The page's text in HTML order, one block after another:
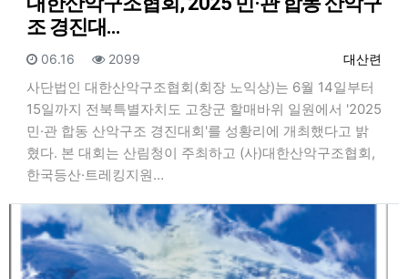
조 경진대…
등록자
대산련
등록일
06.16 조회
2099
사단법인 대한산악구조협회(회장 노익상)는 6월 14일부터
15일까지 전북특별자치도 고창군 할매바위 일원에서 '2025
민·관 합동 산악구조 경진대회'를 성황리에 개최했다고 밝
혔다. 본 대회는 산림청이 주최하고 (사)대한산악구조협회,
한국등산·트레킹지원…